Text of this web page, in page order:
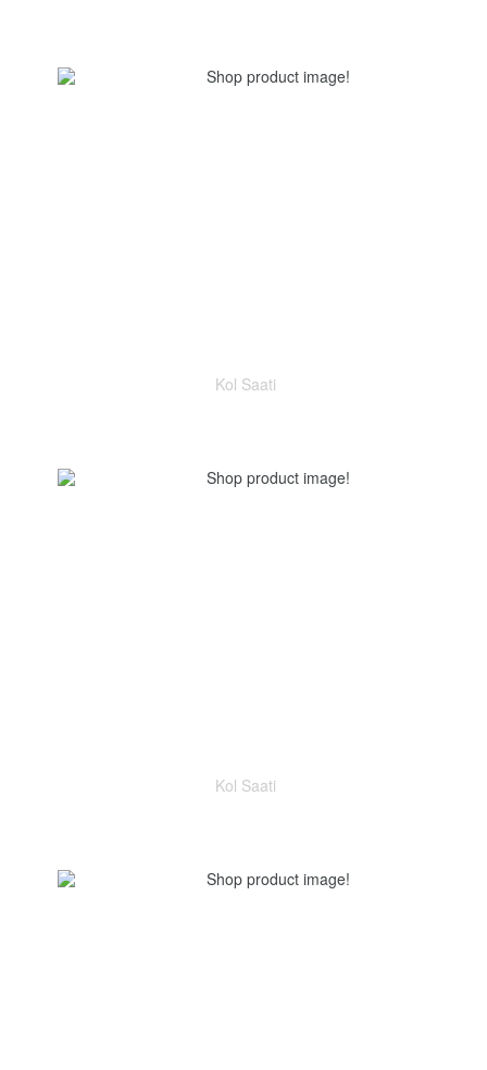
Kol Saati
Kol Saati